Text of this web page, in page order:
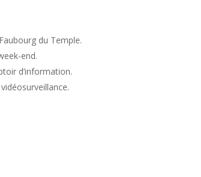
du Temple.
end.
d’information.